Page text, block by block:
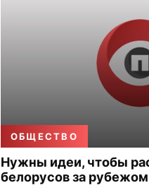
ОБЩЕСТВО
Нужны идеи, чтобы
белорусов за